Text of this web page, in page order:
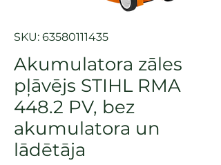
SKU: 63580111435
Akumulatora zāles
pļāvējs STIHL RMA
448.2 PV, bez
akumulatora un
lādētāja